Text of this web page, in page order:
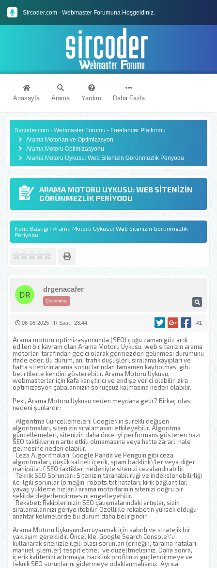
Sircoder.com - Webmaster Forumuna Hoşgeldiniz.
Sircoder.com Webmaster Forumu Kuralları
Anasayfa Arama Yardım Daha Fazla
Sircoder.com - Webmaster Forumu - Freelancer Platformu
Arama Motorları ve Optimizasyon
Arama Motoru Optimizasyonu
Arama Motoru Uykusu: Web Sitenizin Görünmezlik Periyodu
ARAMA MOTORU UYKUSU: WEB SITENIZIN
GÖRÜNMEZLIK PERIYODU
Konu Başlığı : Arama Motoru Uykusu: Web Sitenizin Görünmezlik
Periyodu
Çevrimdışı
drgenacafer
#1
06-06-2025 TR Saat : 23:44
Arama motoru optimizasyonunda (SEO) çoğu zaman göz ardı
edilen bir kavram olan Arama Motoru Uykusu, web sitenizin arama
motorları tarafından geçici olarak görmezden gelinmesi durumunu
ifade eder. Bu durum, ani trafik düşüşleri, sıralama kayıpları ve
hatta sitenizin arama sonuçlarından tamamen kaybolması gibi
belirtilerle kendini gösterebilir. Arama Motoru Uykusu,
webmasterlar için kafa karıştırıcı ve endişe verici olabilir, zira
optimizasyon çabalarınızın sonuçsuz kalmasına neden olabilir.
Peki, Arama Motoru Uykusu neden meydana gelir? Birkaç olası
nedeni şunlardır:
Algoritma Güncellemeleri: Google\'ın sürekli değişen
algoritmaları, sitenizin sıralamasını etkileyebilir. Algoritma
güncellemeleri, sitenizin daha önce iyi performans gösteren bazı
SEO taktiklerinin artık etkili olmamasına veya hatta zararlı hale
gelmesine neden olabilir.
Ceza Algoritmaları: Google Panda ve Penguin gibi ceza
algoritmaları, düşük kaliteli içerik, spam backlink\'ler veya diğer
manipülatif SEO taktikleri nedeniyle sitenizi cezalandırabilir.
Teknik SEO Sorunları: Sitenizin taranabilirliği ve indekslenebilirliği
ile ilgili sorunlar (örneğin, robots.txt hataları, kırık bağlantılar,
yavaş yükleme hızları) arama motorlarının sitenizi doğru bir
şekilde değerlendirmesini engelleyebilir.
Rekabet: Rakiplerinizin SEO çalışmalarındaki artışlar, sizin
sıralamalarınızı geriye itebilir. Özellikle rekabetin yüksek olduğu
anahtar kelimelerde bu durum daha belirgindir.
Arama Motoru Uykusundan uyanmak için sabırlı ve stratejik bir
yaklaşım gereklidir. Öncelikle, Google Search Console\'u
kullanarak sitenizle ilgili olası sorunları (örneğin, tarama hataları,
manuel işlemler) tespit etmeli ve düzeltmelisiniz. Daha sonra,
içerik kalitenizi artırmaya, backlink profilinizi güçlendirmeye ve
teknik SEO sorunlarını gidermeye odaklanmalısınız. Ayrıca,